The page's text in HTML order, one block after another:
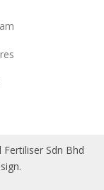
Sdn Bhd
.